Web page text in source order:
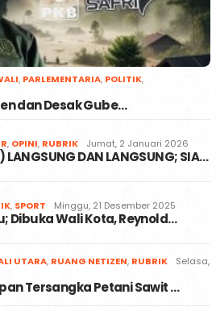
, PARLEMENTARIA, POLITIK,
dan Desak Gube…
, OPINI, RUBRIK Jumat, 2 Januari 2026
LANGSUNG DAN LANGSUNG; SIA…
, SPORT Minggu, 21 Desember 2025
Dibuka Wali Kota, Reynold…
UTARA, RUANG NETIZEN, RUBRIK
Selasa,
Tersangka Petani Sawit …